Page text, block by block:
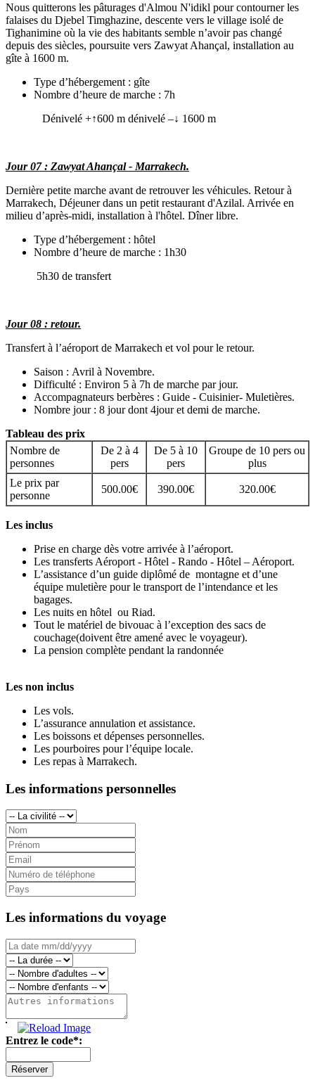
Nous quitterons les pâturages d'Almou N'idikl pour contourner les
falaises du Djebel Timghazine, descente vers le village isolé de
Tighanimine où la vie des habitants semble n’avoir pas changé
depuis des siècles, poursuite vers Zawyat Ahançal, installation au
gîte à 1600 m.
Type d’hébergement : gîte
Nombre d’heure de marche : 7h
Dénivelé +↑600 m dénivelé –↓ 1600 m
Jour 07 : Zawyat Ahançal - Marrakech.
Dernière petite marche avant de retrouver les véhicules. Retour à
Marrakech, Déjeuner dans un petit restaurant d'Azilal. Arrivée en
milieu d’après-midi, installation à l'hôtel. Dîner libre.
Type d’hébergement : hôtel
Nombre d’heure de marche : 1h30
5h30 de transfert
Jour 08 : retour.
Transfert à l’aéroport de Marrakech et vol pour le retour.
Saison : Avril à Novembre.
Difficulté : Environ 5 à 7h de marche par jour.
Accompagnateurs berbères : Guide - Cuisinier- Muletières.
Nombre jour : 8 jour dont 4jour et demi de marche.
Tableau des prix
Nombre de
personnes
De 2 à 4
pers
De 5 à 10
pers
Groupe de 10 pers ou
plus
Le prix par
personne
500.00€ 390.00€ 320.00€
Les inclus
Prise en charge dès votre arrivée à l’aéroport.
Les transferts Aéroport - Hôtel - Rando - Hôtel – Aéroport.
L’assistance d’un guide diplômé de montagne et d’une
équipe muletière pour le transport de l’intendance et les
bagages.
Les nuits en hôtel ou Riad.
Tout le matériel de bivouac à l’exception des sacs de
couchage(doivent être amené avec le voyageur).
La pension complète pendant la randonnée
Les non inclus
Les vols.
L’assurance annulation et assistance.
Les boissons et dépenses personnelles.
Les pourboires pour l’équipe locale.
Les repas à Marrakech.
Les informations personnelles
Les informations du voyage
Entrez le code*: